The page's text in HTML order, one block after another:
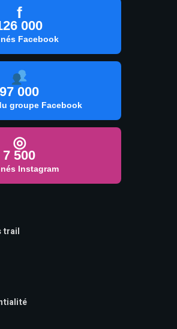
f
000
Facebook
97 000
groupe Facebook
◎
7 500
Instagram
trail